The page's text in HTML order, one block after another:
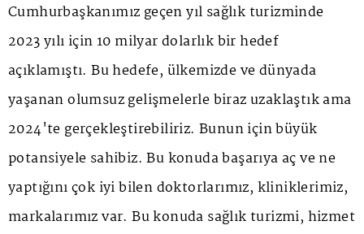
Cumhurbaşkanımız geçen yıl sağlık turizminde
2023 yılı için 10 milyar dolarlık bir hedef
açıklamıştı. Bu hedefe, ülkemizde ve dünyada
yaşanan olumsuz gelişmelerle biraz uzaklaştık ama
2024'te gerçekleştirebiliriz. Bunun için büyük
potansiyele sahibiz. Bu konuda başarıya aç ve ne
yaptığını çok iyi bilen doktorlarımız, kliniklerimiz,
markalarımız var. Bu konuda sağlık turizmi, hizmet